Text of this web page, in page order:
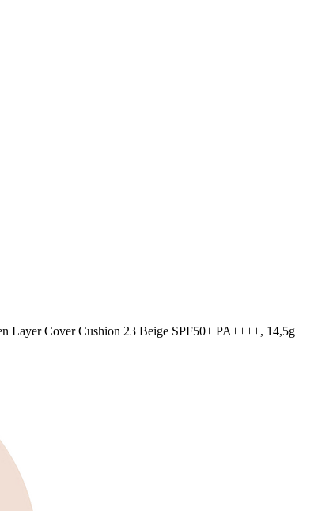
Layer Cover Cushion 23 Beige SPF50+ PA++++, 14,5g